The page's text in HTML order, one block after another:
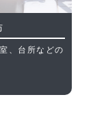
、台所などの